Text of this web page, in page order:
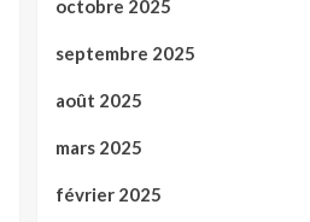
octobre 2025
septembre 2025
août 2025
mars 2025
février 2025